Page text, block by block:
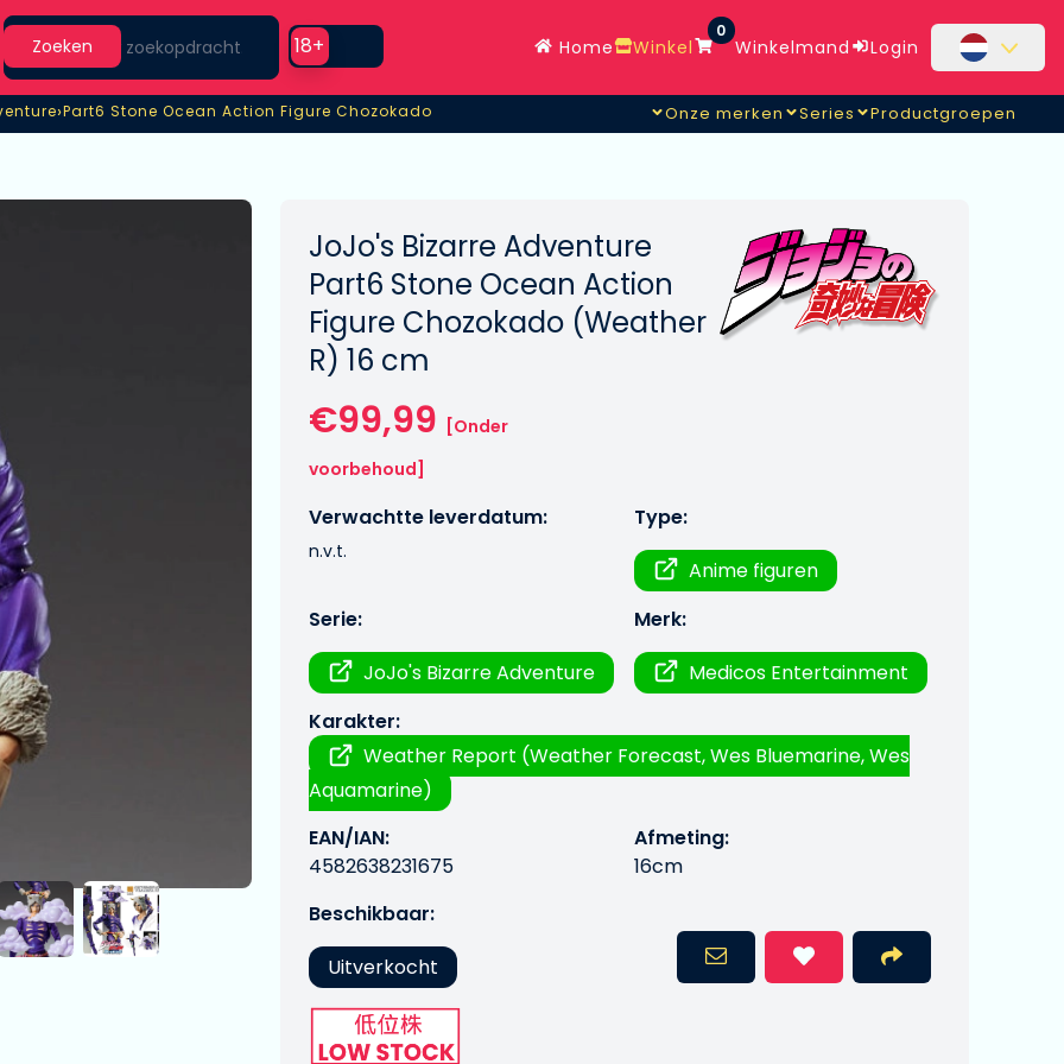
Search
Zoeken
Use setting
18+ Home Winkel
0
Winkelmand Login
›Part6 Stone Ocean Action Figure Chozokado
Part6 Stone Ocean Action Figure Chozokado Onze merken Series Productgroepen
JoJo's Bizarre Adventure
Part6 Stone Ocean Action
Figure Chozokado (Weather
R) 16 cm
€99,99 [Onder
voorbehoud]
Verwachtte leverdatum:
n.v.t.
Type:
Anime figuren
Serie:
JoJo's Bizarre Adventure
Merk:
Medicos Entertainment
Karakter:
Weather Report (Weather Forecast, Wes Bluemarine, Wes
Aquamarine)
EAN/IAN:
4582638231675
Afmeting:
16cm
Beschikbaar:
Uitverkocht